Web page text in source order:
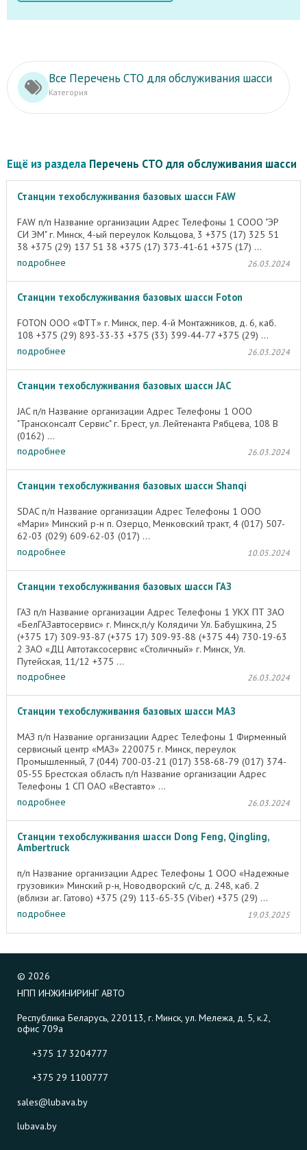
Все Перечень СТО для обслуживания шасси
Категория
Ещё из раздела Перечень СТО для обслуживания шасси
Станции техобслуживания базовых шасси FAW
FAW п/п Название организации Адрес Телефоны 1 СООО "ЭР
СИ ЭМ" г. Минск, 4-ый переулок Кольцова, 3 +375 (17) 325 51
38 +375 (29) 137 51 38 +375 (17) 373-41-61 +375 (17) ...
подробнее
26.03.2024
Станции техобслуживания базовых шасси Foton
FOTON ООО «ФТТ» г. Минск, пер. 4-й Монтажников, д. 6, каб.
108 +375 (29) 893-33-33 +375 (33) 399-44-77 +375 (29) ...
подробнее
26.03.2024
Станции техобслуживания базовых шасси JAC
JAC п/п Название организации Адрес Телефоны 1 ООО
"Трансконсалт Сервис" г. Брест, ул. Лейтенанта Рябцева, 108 В
(0162) ...
подробнее
26.03.2024
Станции техобслуживания базовых шасси Shanqi
SDAC п/п Название организации Адрес Телефоны 1 ООО
«Мари» Минский р-н п. Озерцо, Менковский тракт, 4 (017) 507-
62-03 (029) 609-62-03 (017) ...
подробнее
10.05.2024
Станции техобслуживания базовых шасси ГАЗ
ГАЗ п/п Название организации Адрес Телефоны 1 УКХ ПТ ЗАО
«БелГАЗавтосервис» г. Минск,п/у Колядичи Ул. Бабушкина, 25
(+375 17) 309-93-87 (+375 17) 309-93-88 (+375 44) 730-19-63
2 ЗАО «ДЦ Автотаксосервис «Столичный» г. Минск, Ул.
Путейская, 11/12 +375 ...
подробнее
26.03.2024
Станции техобслуживания базовых шасси МАЗ
МАЗ п/п Название организации Адрес Телефоны 1 Фирменный
сервисный центр «МАЗ» 220075 г. Минск, переулок
Промышленный, 7 (044) 700-03-21 (017) 358-68-79 (017) 374-
05-55 Брестская область п/п Название организации Адрес
Телефоны 1 СП ОАО «Веставто» ...
подробнее
26.03.2024
Станции техобслуживания шасси Dong Feng, Qingling,
Ambertruck
п/п Название организации Адрес Телефоны 1 ООО «Надежные
грузовики» Минский р-н, Новодворский с/с, д. 248, каб. 2
(вблизи аг. Гатово) +375 (29) 113-65-35 (Viber) +375 (29) ...
подробнее
19.03.2025
© 2026
НПП ИНЖИНИРИНГ АВТО
Республика Беларусь, 220113, г. Минск, ул. Мележа, д. 5, к.2,
офис 709а
+375 17 3204777
+375 29 1100777
sales@lubava.by
lubava.by